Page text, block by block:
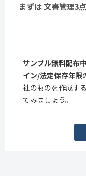
まずは 文書管理3
サンプル無料配布中
イン/法定保存年限
社のものを作成す
てみましょう。